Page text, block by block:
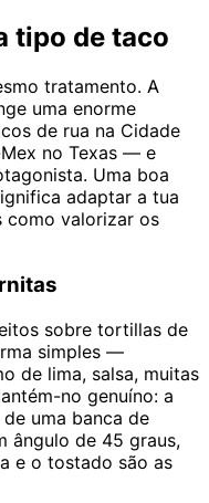
tipo de taco
tratamento. A
uma enorme
de rua na Cidade
no Texas — e
Uma boa
adaptar a tua
como valorizar os
sobre tortillas de
simples —
de lima, salsa, muitas
no genuíno: a
uma banca de
ângulo de 45 graus,
e o tostado são as